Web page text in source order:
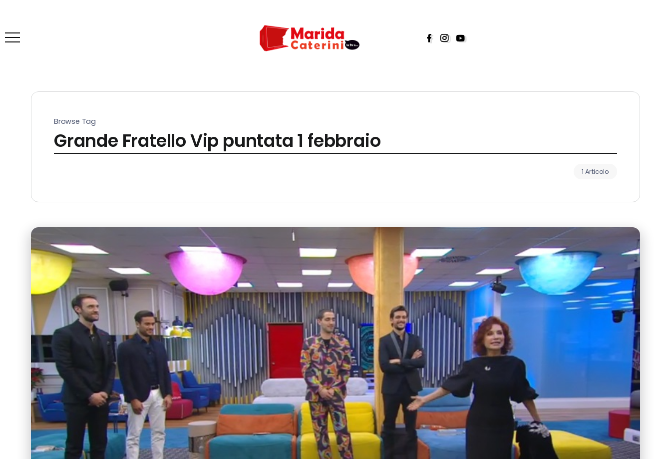
Browse Tag
Grande Fratello Vip puntata 1 febbraio
1 Articolo